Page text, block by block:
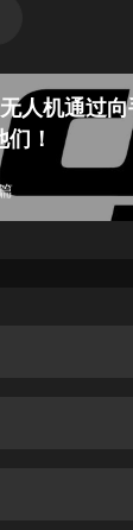
人机通过
们！